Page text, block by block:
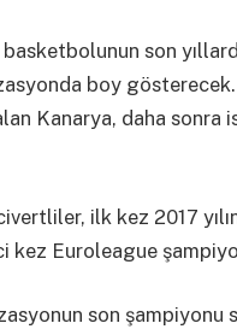
son
boy gösterecek.
Kanarya, daha sonra
ilk kez 2017
kez Euroleague
son şampiyonu